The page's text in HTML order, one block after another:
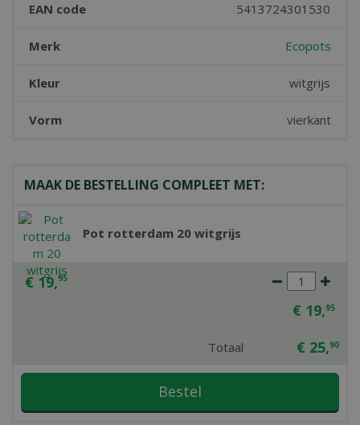
EAN code 5413724301530
Merk Ecopots
Kleur witgrijs
Vorm vierkant
MAAK DE BESTELLING COMPLEET MET:
Pot rotterdam 20 witgrijs
€ 19,95
€ 19,95
Totaal € 25,90